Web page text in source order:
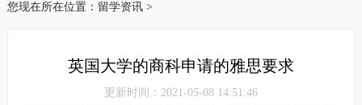
您现在所在位置： 留学资讯>
英国大学的商科申请的雅思要求
更新时间：2021-05-08 14:51:46